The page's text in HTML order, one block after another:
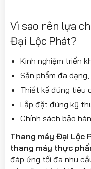
Vì sao nên lựa
Đại Lộc Phát?
Kinh nghiệm triển
Sản phẩm đa
Thiết kế đúng tiêu
Lắp đặt đúng kỹ
Chính sách bảo
Thang máy Đại Lộc
thang máy thực
đáp ứng tối đa nhu